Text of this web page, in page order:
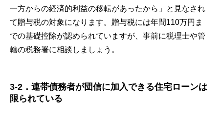
一方からの経済的利益の移転があったから」と見なされ
て贈与税の対象になります。贈与税には年間110万円ま
での基礎控除が認められていますが、事前に税理士や管
轄の税務署に相談しましょう。
3-2．連帯債務者が団信に加入できる住宅ローンは
限られている